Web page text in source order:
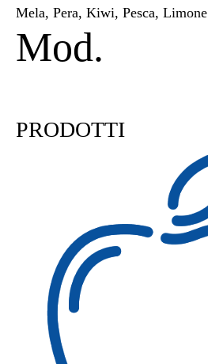
Mela, Pera, Kiwi, Pesca, Limone
Mod.
PRODOTTI